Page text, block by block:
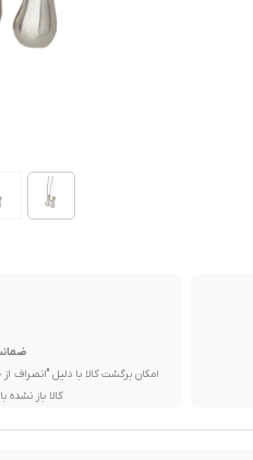
امکان برگشت کالا با دلیل "انصراف
کالا باز نشده